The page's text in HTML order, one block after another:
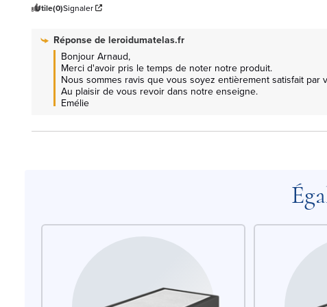
Utile(0)Signaler
Réponse deleroidumatelas.fr
Bonjour Arnaud,
Merci d'avoir pris le temps de noter notre produit.
Nous sommes ravis que vous soyez entièrement satisfait par
Au plaisir de vous revoir dans notre enseigne.
Emélie